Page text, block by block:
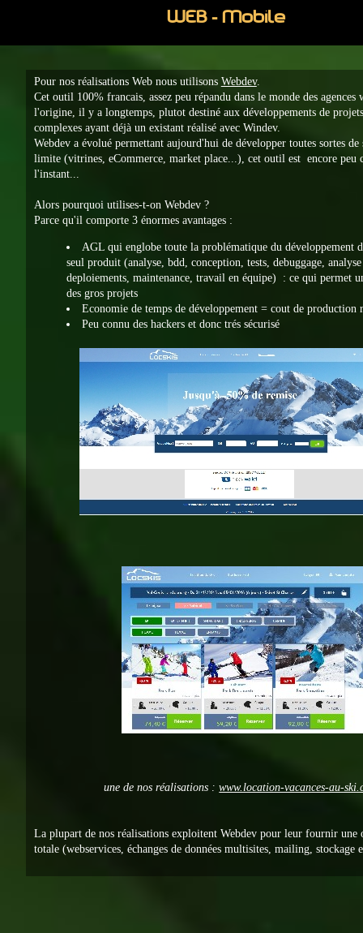
WEB - Mobile
Pour nos réalisations Web nous utilisons Webdev.
Cet outil 100% francais, assez peu répandu dans le monde des agences
l'origine, il y a longtemps, plutot destiné aux développements de
complexes ayant déjà un existant réalisé avec Windev.
Webdev a évolué permettant aujourd'hui de développer toutes sortes de
limite (vitrines, eCommerce, market place...), cet outil est encore peu
l'instant...
Alors pourquoi utilises-t-on Webdev ?
Parce qu'il comporte 3 énormes avantages :
AGL qui englobe toute la problématique du développement
seul produit (analyse, bdd, conception, tests, debuggage,
deploiements, maintenance, travail en équipe) : ce qui permet
des gros projets
Economie de temps de développement = cout de production
Peu connu des hackers et donc trés sécurisé
une de nos réalisations :www.location-vacances-au-
La plupart de nos réalisations exploitent Webdev pour leur fournir une
totale (webservices, échanges de données multisites, mailing, stockage